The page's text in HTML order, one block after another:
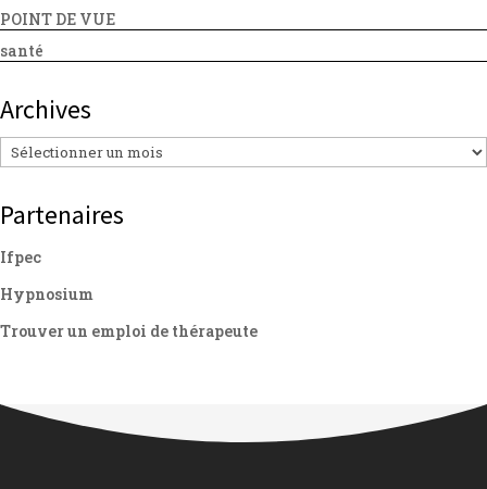
POINT DE VUE
santé
Archives
Archives
Partenaires
Ifpec
Hypnosium
Trouver un emploi de thérapeute